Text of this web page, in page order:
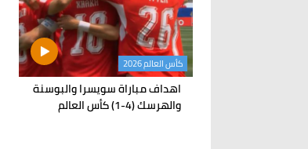
كأس العالم 2026
اهداف مباراة سويسرا والبوسنة
والهرسك (4-1) كأس العالم